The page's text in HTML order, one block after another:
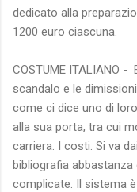
dedicato alla
1200 euro ciascuna.
COSTUME ITALIANO
scandalo e le
come ci dice uno di
alla sua porta, tra cui
carriera. I costi. Si va
bibliografia
complicate. Il sistema